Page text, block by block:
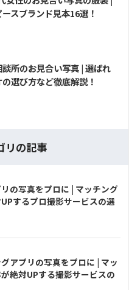
スブランド見本16選！
談所のお見合い写真 | 選ばれ
選び方など徹底解説！
リの記事
の写真をプロに | マッチング
するプロ撮影サービスの選
アプリの写真をプロに | マッ
絶対UPする撮影サービスの